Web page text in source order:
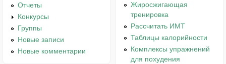
Отчеты
Конкурсы
Группы
Новые записи
Новые комментарии
Жиросжигающая
тренировка
Рассчитать ИМТ
Таблицы калорийности
Комплексы упражнений
для похудения